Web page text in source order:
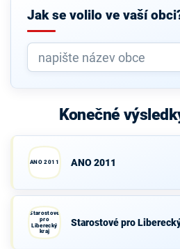
Jak se volilo ve vaší
Konečné
ANO 2011 ANO 2011
Starostové
pro
Liberecký
kraj
Starostové pro